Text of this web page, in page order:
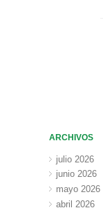
ARCHIVOS
julio 2026
junio 2026
mayo 2026
abril 2026